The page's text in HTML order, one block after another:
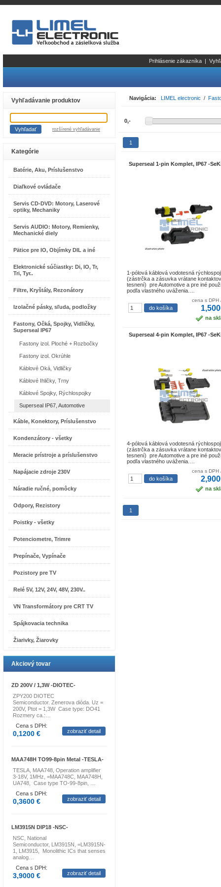
Prihlásenie zákazníka |
Vyhľadávanie produktov
rozšírené vyhľadávanie
Kategórie
Batérie, Aku, Príslušenstvo
Diaľkové ovládače
Servis CD-DVD: Motory, Laserové
optiky, Mechaniky
Servis AUDIO: Motory, Remienky,
Mechanické diely
Pätice pre IO, Objímky DIL a iné
Elektronické súčiastky: Di, IO, Tr,
Tri, Tyr..
Filtre, Kryštály, Rezonátory
Izolačné pásky, sľuda, podložky
Fastony, Očká, Spojky, Vidličky,
Superseal IP67
Fastony izol. Ploché + Rozbočky
Fastony izol. Okrúhle
Káblové Oká, Vidličky
Káblové Ihličky, Trny
Káblové Spojky, Rýchlospojky
Superseal IP67, Automotive
Káble, Konektory, Príslušenstvo
Kondenzátory - všetky
Meracie prístroje a príslušenstvo
Napájacie zdroje 230V
Náradie ručné, pomôcky
Odpory, Rezistory
Poistky - všetky
Potenciometre, Trimre
Prepínače, Vypínače
Pozistory pre TV
Relé 5V, 12V, 24V, 48V, 230V..
VN Transformátory pre CRT TV
Spájkovacia technika
Žiarivky, Žiarovky
Akciový tovar
ZD 200V / 1,3W -DIOTEC-
ZPY200 DIOTEC
Semiconductor. Zenerova dióda. Uz =
200V, Ptot = 1,3W Case type: DO41
Rozmery ca.:…
Cena s DPH:
0,1200 € zobraziť detail
MAA748H TO99-8pin Metal -TESLA-
TESLA, MAA748, Operation amplifier
3-18V, 1MHz, =MAA748C, MAA748H,
UA748, Case type TO-99-8pin, …
Cena s DPH:
0,3600 € zobraziť detail
LM3915N DIP18 -NSC-
NSC, National
Semiconductor, LM3915N, =LM3915N-
1, LM3915, Monolithic ICs that senses
analog…
Cena s DPH:
3,9000 € zobraziť detail
Navigácia: LIMEL electronic /
1
Superseal 1-pin Komplet, IP67 -
1-pólová káblová vodotesná
(zástrčka a zásuvka vrátane
tesnení) pre Automotive a pre iné
podľa vlastného uváženia.…
cena s DPH
na
Superseal 4-pin Komplet, IP67 -
4-pólová káblová vodotesná
(zástrčka a zásuvka vrátane
tesnení) pre Automotive a pre iné
podľa vlastného uváženia.…
cena s DPH
na
1